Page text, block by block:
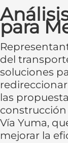
para
del
soluciones
las
Vía Yuma,
mejorar la